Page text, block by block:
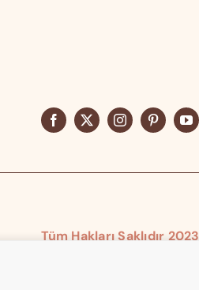
Tüm Hakları Saklıdır 2023